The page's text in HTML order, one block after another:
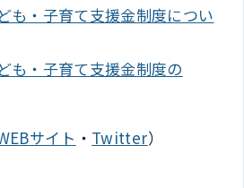
ども・子育て支援金制度につい
ども・子育て支援金制度の
サイト ・ Twitter）